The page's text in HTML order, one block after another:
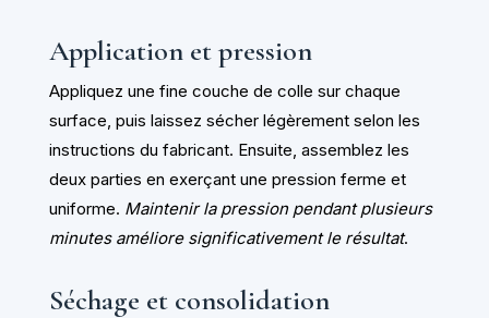
Application et pression
Appliquez une fine couche de colle sur chaque
surface, puis laissez sécher légèrement selon les
instructions du fabricant. Ensuite, assemblez les
deux parties en exerçant une pression ferme et
uniforme. Maintenir la pression pendant plusieurs
minutes améliore significativement le résultat.
Séchage et consolidation